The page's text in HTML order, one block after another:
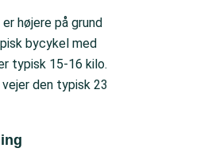
højere på grund
bycykel med
typisk 15-16 kilo.
vejer den typisk 23